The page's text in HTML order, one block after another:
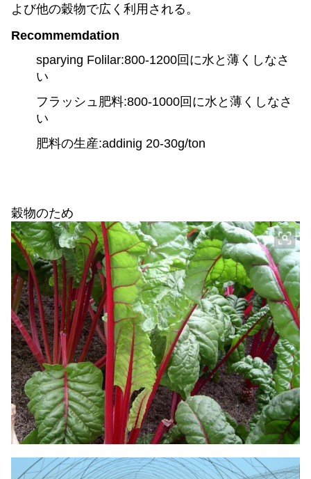
よび他の穀物で広く利用される。
Recommemdation
sparying Folilar:800-1200回に水と薄くしなさ
い
フラッシュ肥料:800-1000回に水と薄くしなさ
い
肥料の生産:addinig 20-30g/ton
穀物のため